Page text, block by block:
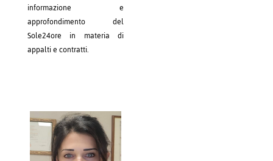
informazione e
approfondimento del
Sole24ore in materia di
appalti e contratti.